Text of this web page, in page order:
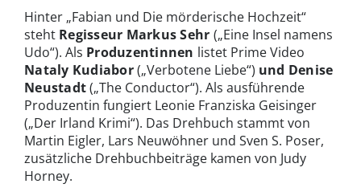
Hinter „Fabian und Die mörderische Hochzeit“
steht Regisseur Markus Sehr („Eine Insel namens
Udo“). Als Produzentinnen listet Prime Video
Nataly Kudiabor(„Verbotene Liebe“) und Denise
Neustadt(„The Conductor“). Als ausführende
Produzentin fungiert Leonie Franziska Geisinger
(„Der Irland Krimi“). Das Drehbuch stammt von
Martin Eigler, Lars Neuwöhner und Sven S. Poser,
zusätzliche Drehbuchbeiträge kamen von Judy
Horney.